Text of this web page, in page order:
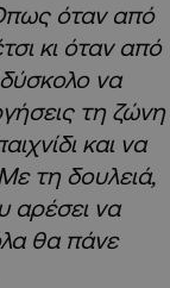
όταν από
κι όταν από
να
τη ζώνη
και να
τη δουλειά,
αρέσει να
θα πάνε